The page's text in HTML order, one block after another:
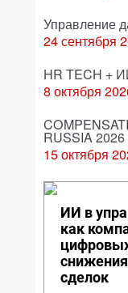
Управление
24 сентября
HR TECH +
8 октября
RUSSIA 2026
15 октября
ИИ в
как
снижения
сделок